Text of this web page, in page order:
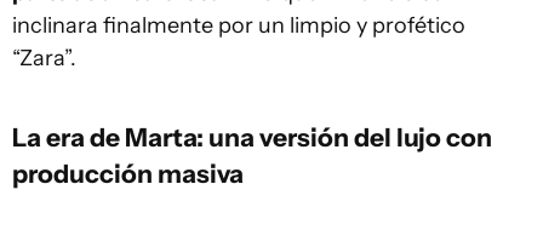
inclinara finalmente por un limpio y profético
“Zara”.
La era de Marta: una versión del lujo con
producción masiva